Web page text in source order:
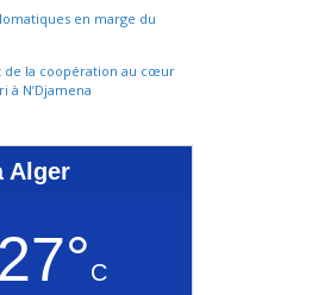
en marge du
de la coopération au cœur
à N’Djamena
Alger
27°C